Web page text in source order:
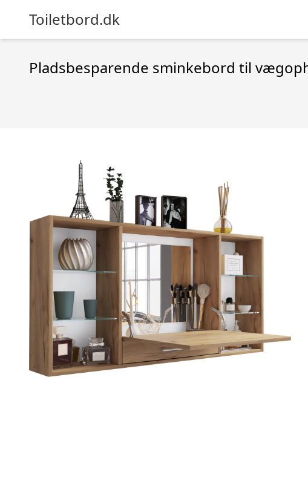
Toiletbord.dk
Pladsbesparende sminkebord til